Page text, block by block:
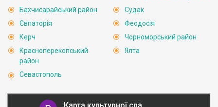
Бахчисарайський район
Євпаторія
Керч
Красноперекопський
район
Севастополь
Судак
Феодосія
Чорноморський район
Ялта